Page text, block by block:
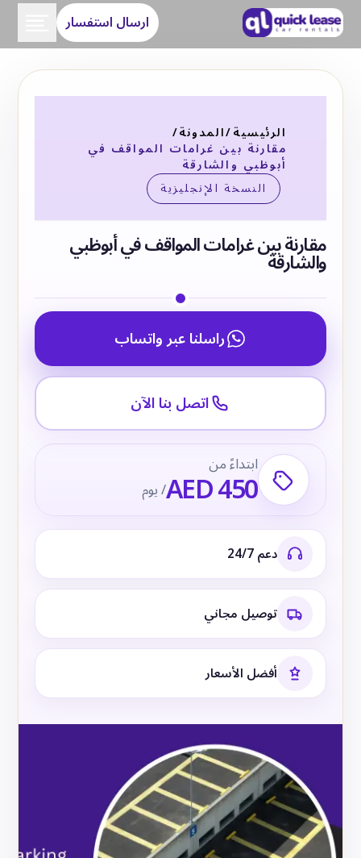
ارسال استفسار
الرئيسية/المدونة/
مقارنة بين غرامات المواقف في
أبوظبي والشارقة
النسخة الإنجليزية
مقارنة بين غرامات المواقف في أبوظبي
والشارقة
راسلنا عبر واتساب
اتصل بنا الآن
ابتداءً من
AED 450/ يوم
دعم 24/7
توصيل مجاني
أفضل الأسعار